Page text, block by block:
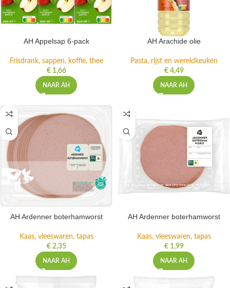
AH Appelsap 6-pack
Frisdrank, sappen, koffie, thee
€1,66
NAAR AH
AH Arachide olie
Pasta, rijst en wereldkeuken
€4,49
NAAR AH
AH Ardenner boterhamworst
Kaas, vleeswaren, tapas
€2,35
NAAR AH
AH Ardenner boterhamworst
Kaas, vleeswaren, tapas
€1,99
NAAR AH